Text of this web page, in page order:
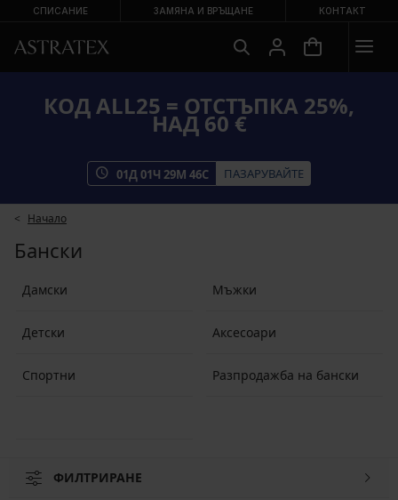
СПИСАНИЕ ЗАМЯНА И ВРЪЩАНЕ КОНТАКТ
КОД ALL25 = ОТСТЪПКА 25%,
НАД 60 €
01Д01Ч 29М 46С ПАЗАРУВАЙТЕ
Начало
Бански
Дамски Мъжки
Детски Аксесоари
Спортни Разпродажба на бански
ФИЛТРИРАНЕ